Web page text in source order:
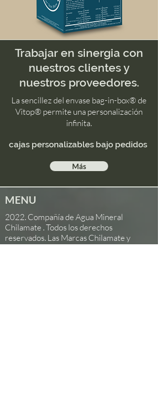
Trabajar en sinergia con
nuestros clientes y
nuestros proveedores.
La sencillez del envase bag-in-box® de
Vitop® permite una personalización
infinita.
cajas personalizables bajo pedidos
Más
MENU
2022. Compañía de Agua Mineral
Chilamate . Todos los derechos
reservados. Las Marcas Chilamate y